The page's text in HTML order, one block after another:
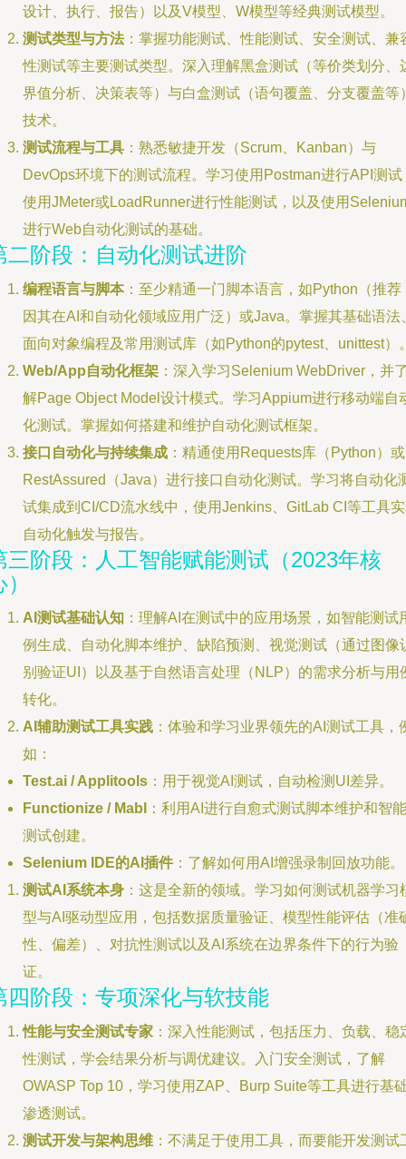
设计、执行、报告）以及V模型、W模型等经典测试模型。
测试类型与方法：掌握功能测试、性能测试、安全测试、兼
性测试等主要测试类型。深入理解黑盒测试（等价类划分、
界值分析、决策表等）与白盒测试（语句覆盖、分支覆盖等
技术。
测试流程与工具 ：熟悉敏捷开发（Scrum、Kanban）与
DevOps环境下的测试流程。学习使用Postman进行API测试
使用JMeter或LoadRunner进行性能测试，以及使用
进行Web自动化测试的基础。
二阶段：自动化测试进阶
编程语言与脚本：至少精通一门脚本语言，如Python（推荐
因其在AI和自动化领域应用广泛）或Java。掌握其基础语法
面向对象编程及常用测试库（如Python的pytest、unittest）
Web/App自动化框架 ：深入学习Selenium WebDriver，并
解Page Object Model设计模式。学习Appium进行移动端自
化测试。掌握如何搭建和维护自动化测试框架。
接口自动化与持续集成 ：精通使用Requests库（Python）或
RestAssured（Java）进行接口自动化测试。学习将自动化
试集成到CI/CD流水线中，使用Jenkins、GitLab CI等工具
自动化触发与报告。
三阶段：人工智能赋能测试（2023年核
AI测试基础认知 ：理解AI在测试中的应用场景，如智能测试
例生成、自动化脚本维护、缺陷预测、视觉测试（通过图像
别验证UI）以及基于自然语言处理（NLP）的需求分析与用
转化。
AI辅助测试工具实践 ：体验和学习业界领先的AI测试工具，
如：
Test.ai / Applitools ：用于视觉AI测试，自动检测UI差异。
Functionize / Mabl
：利用AI进行自愈式测试脚本维护和智能
测试创建。
Selenium IDE的AI插件：了解如何用AI增强录制回放功能。
测试AI系统本身 ：这是全新的领域。学习如何测试机器学习
型与AI驱动型应用，包括数据质量验证、模型性能评估（准
性、偏差）、对抗性测试以及AI系统在边界条件下的行为验
证。
四阶段：专项深化与软技能
性能与安全测试专家 ：深入性能测试，包括压力、负载、稳
性测试，学会结果分析与调优建议。入门安全测试，了解
OWASP Top 10，学习使用ZAP、Burp Suite等工具进行基
渗透测试。
测试开发与架构思维 ：不满足于使用工具，而要能开发测试